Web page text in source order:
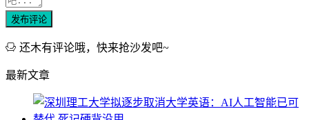
发布评论
还木有评论哦，快来抢沙发吧~
最新文章